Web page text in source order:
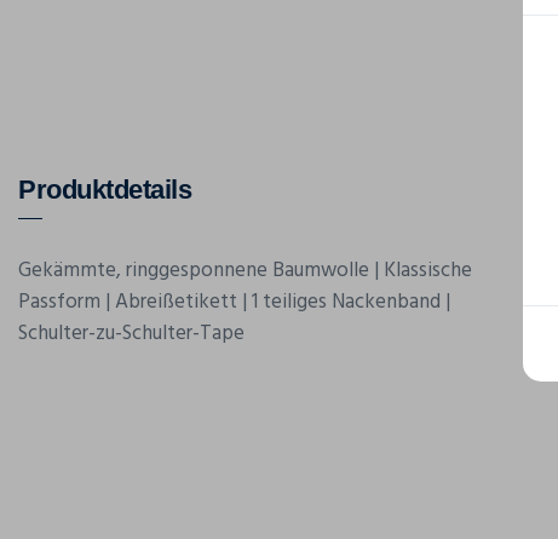
Produktdetails
Gekämmte, ringgesponnene Baumwolle | Klassische
Passform | Abreißetikett | 1 teiliges Nackenband |
Schulter-zu-Schulter-Tape